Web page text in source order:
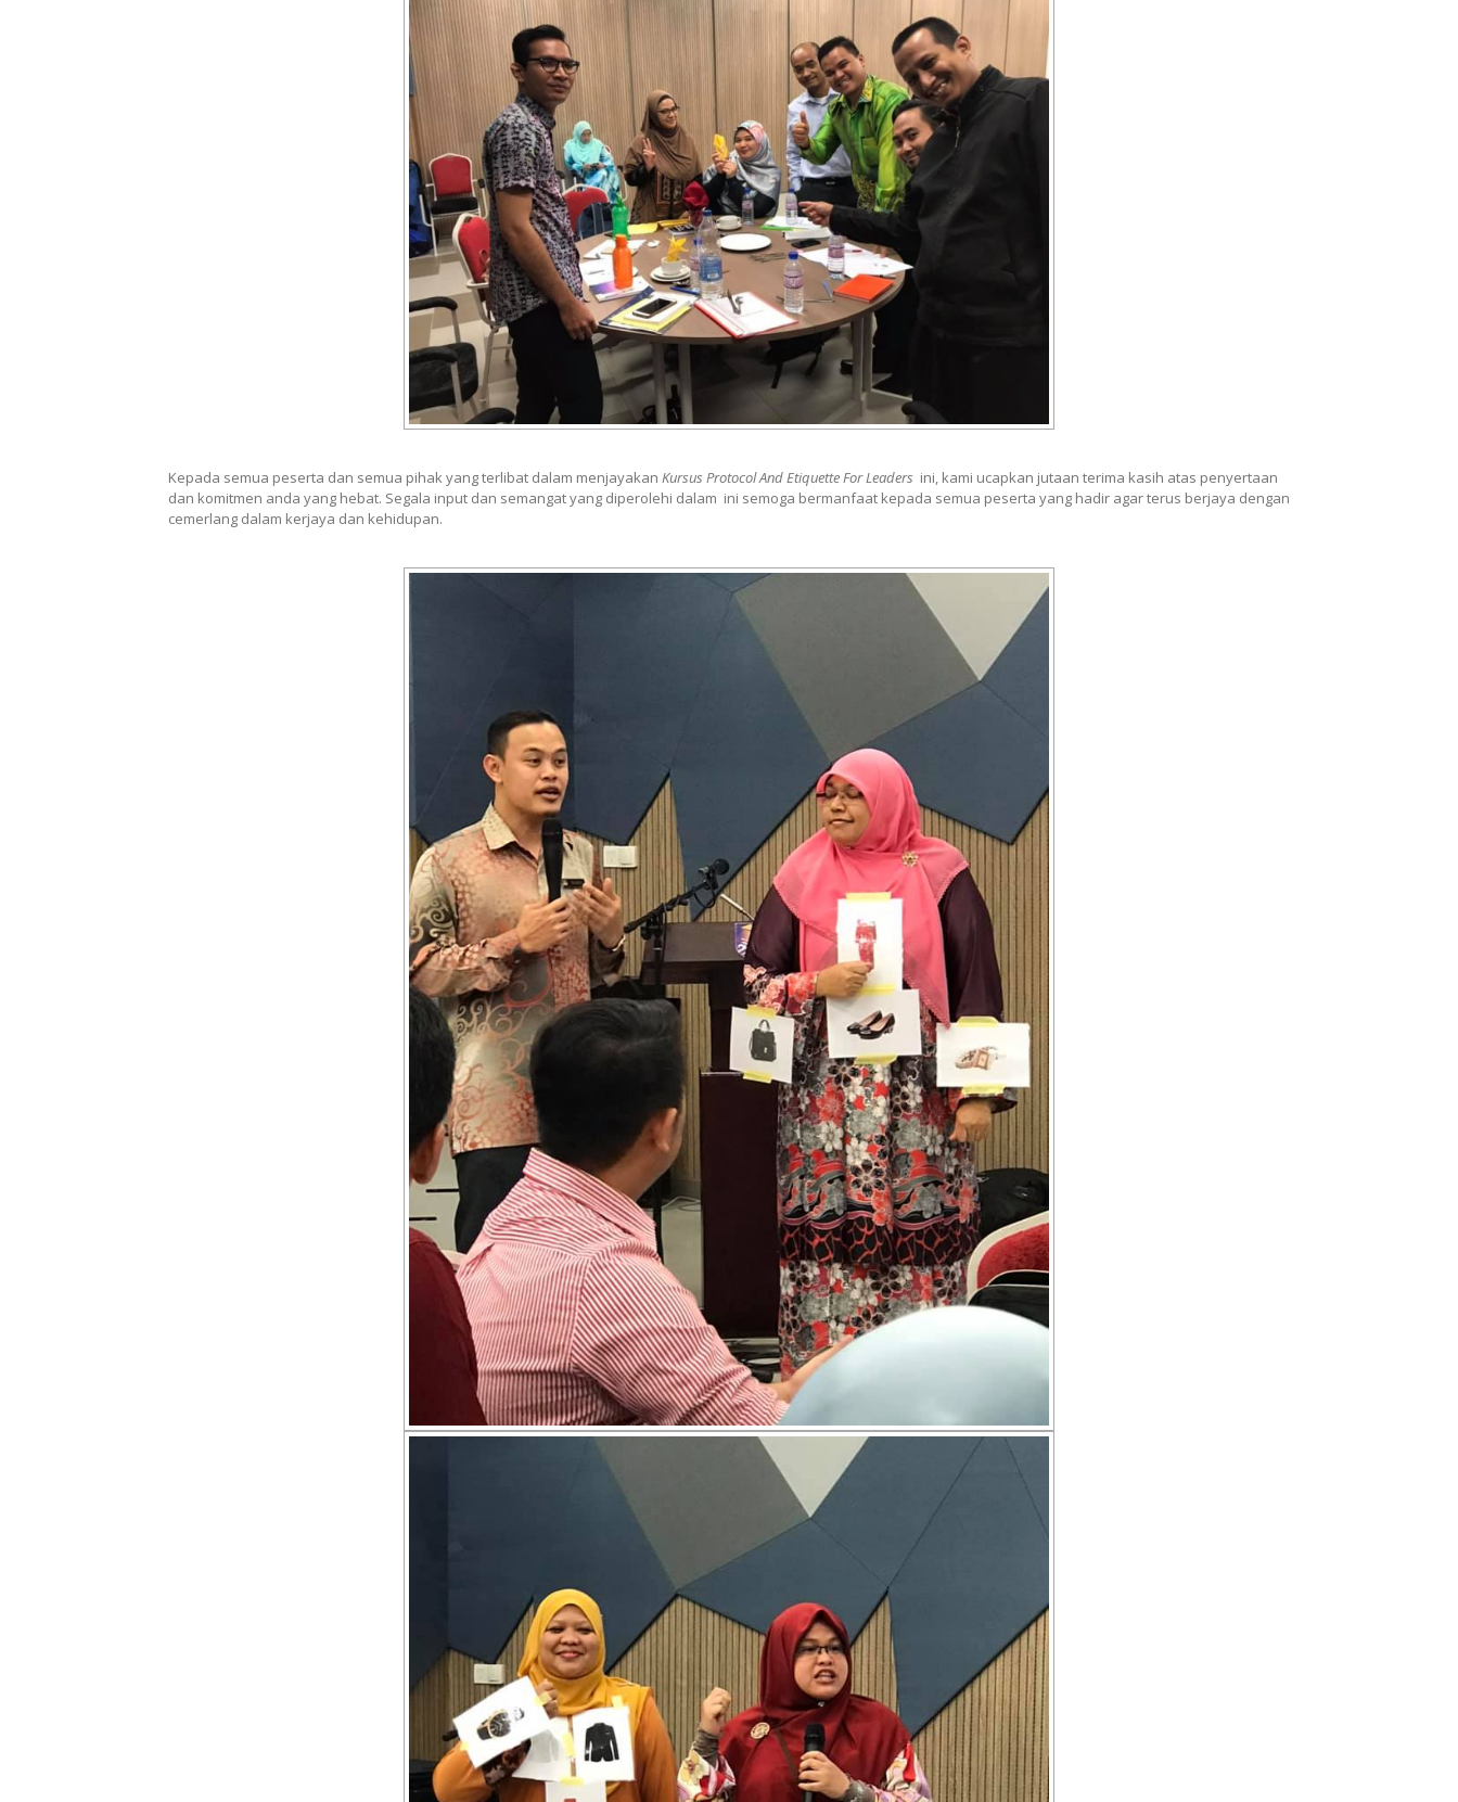
Kepada semua peserta dan semua pihak yang terlibat dalam menjayakan Kursus Protocol And Etiquette For Leaders ini, kami ucapkan jutaan terima kasih atas penyertaan
dan komitmen anda yang hebat. Segala input dan semangat yang diperolehi dalam ini semoga bermanfaat kepada semua peserta yang hadir agar terus berjaya dengan
cemerlang dalam kerjaya dan kehidupan.